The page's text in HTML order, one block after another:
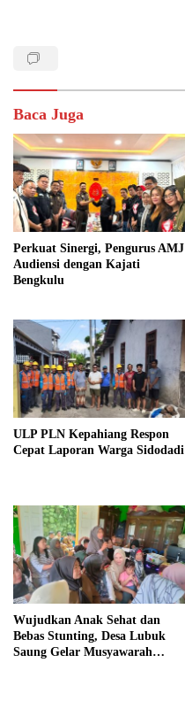
Baca Juga
Perkuat Sinergi, Pengurus AMJ
Audiensi dengan Kajati
Bengkulu
ULP PLN Kepahiang Respon
Cepat Laporan Warga Sidodadi
Wujudkan Anak Sehat dan
Bebas Stunting, Desa Lubuk
Saung Gelar Musyawarah